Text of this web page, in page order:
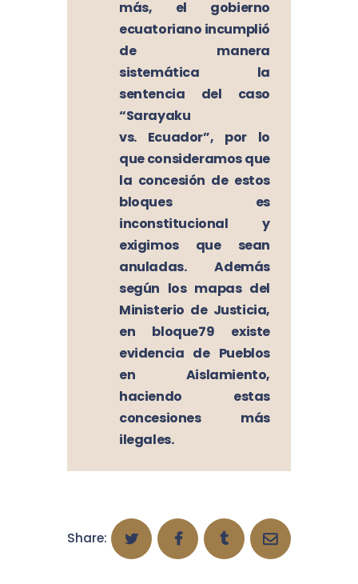
más, el gobierno
ecuatoriano incumplió
de manera
sistemática la
sentencia del caso
“Sarayaku
vs. Ecuador”, por lo
que consideramos que
la concesión de estos
bloques es
inconstitucional y
exigimos que sean
anuladas. Además
según los mapas del
Ministerio de Justicia,
en bloque79 existe
evidencia de Pueblos
en Aislamiento,
haciendo estas
concesiones más
ilegales.
Share: